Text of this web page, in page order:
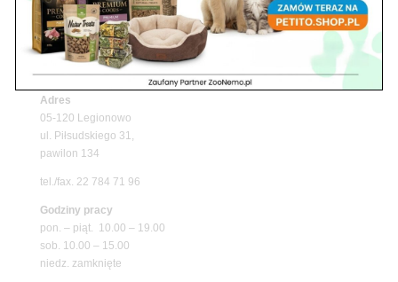
Z Życia Sklepu
Znajdź nas
Adres
05-120 Legionowo
ul. Piłsudskiego 31,
pawilon 134
tel./fax. 22 784 71 96
Godziny pracy
pon. – piąt. 10.00 – 19.00
sob. 10.00 – 15.00
niedz. zamknięte